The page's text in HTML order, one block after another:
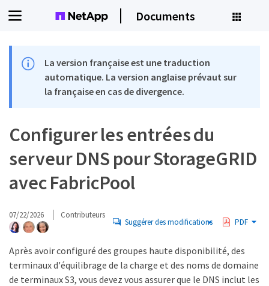
Documents
La version française est une traduction
automatique. La version anglaise prévaut sur
la française en cas de divergence.
Configurer les entrées du
serveur DNS pour StorageGRID
avec FabricPool
07/22/2026 Contributeurs
Suggérer des modifications PDF
Après avoir configuré des groupes haute disponibilité, des
terminaux d'équilibrage de la charge et des noms de domaine
de terminaux S3, vous devez vous assurer que le DNS inclut les